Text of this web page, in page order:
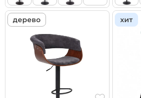
дерево хит